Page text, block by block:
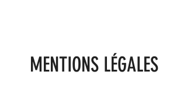
MENTIONS LÉGALES